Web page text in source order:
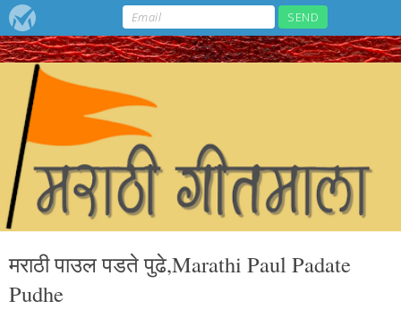
मराठी पाउल पडते पुढे,Marathi Paul Padate
Pudhe